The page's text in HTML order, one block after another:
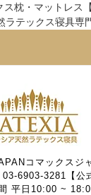
枕・マットレス
ラテックス寝具専
コマックスジ
6903-3281【公
平日10:00 ~